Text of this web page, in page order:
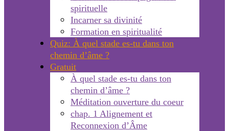
spirituelle
Incarner sa divinité
Formation en spiritualité
Quiz: À quel stade es-tu dans ton
chemin d’âme ?
Gratuit
À quel stade es-tu dans ton
chemin d’âme ?
Méditation ouverture du coeur
chap. 1 Alignement et
Reconnexion d’Âme